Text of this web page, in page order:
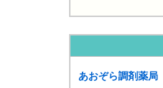
あおぞら調剤薬局